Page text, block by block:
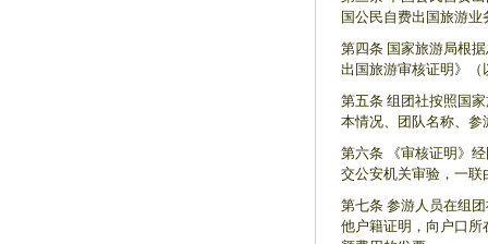
国公民自费出国旅游
第四条 国家旅游局根
出国旅游审核证明》
第五条 组团社按照国
本情况、团队名称、
第六条 《审核证明》
交公安机关审验，一
第七条 参游人员在组
他户籍证明，向户口